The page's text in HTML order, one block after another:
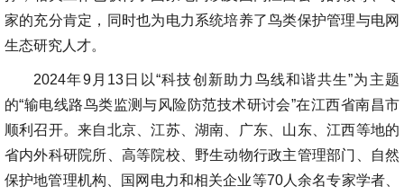
家的充分肯定，同时也为电力系统培养了鸟类保护管理与电网
生态研究人才。
2024年9月13日以“科技创新助力鸟线和谐共生”为主题
的“输电线路鸟类监测与风险防范技术研讨会”在江西省南昌市
顺利召开。来自北京、江苏、湖南、广东、山东、江西等地的
省内外科研院所、高等院校、野生动物行政主管理部门、自然
保护地管理机构、国网电力和相关企业等70人余名专家学者、